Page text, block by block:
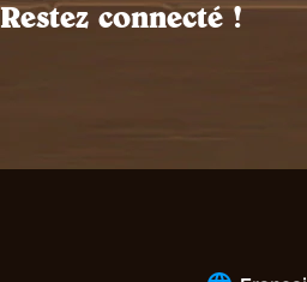
Restez connecté !